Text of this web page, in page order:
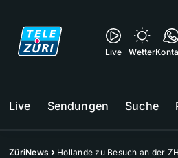
Live Wetter
Live Sendungen Suche
ZüriNews Hollande zu Besuch an der